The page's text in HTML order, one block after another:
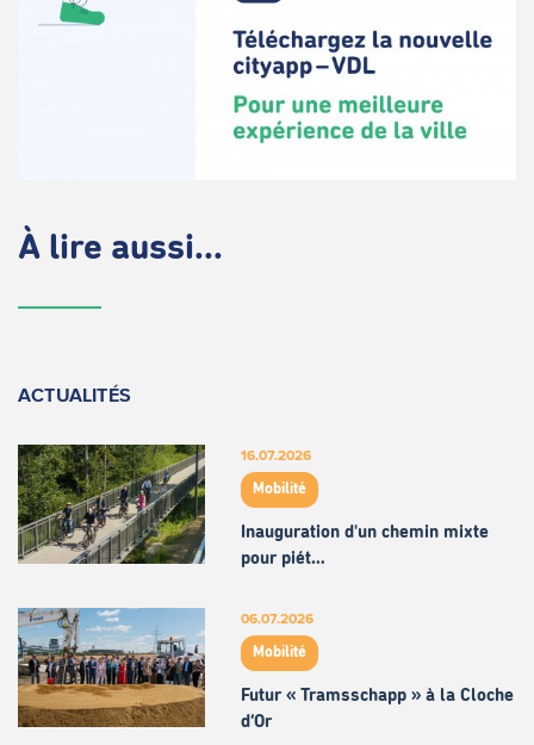
À lire aussi...
ACTUALITÉS
16.07.2026
Mobilité
Inauguration d'un chemin mixte
pour piét…
06.07.2026
Mobilité
Futur « Tramsschapp » à la Cloche
d’Or